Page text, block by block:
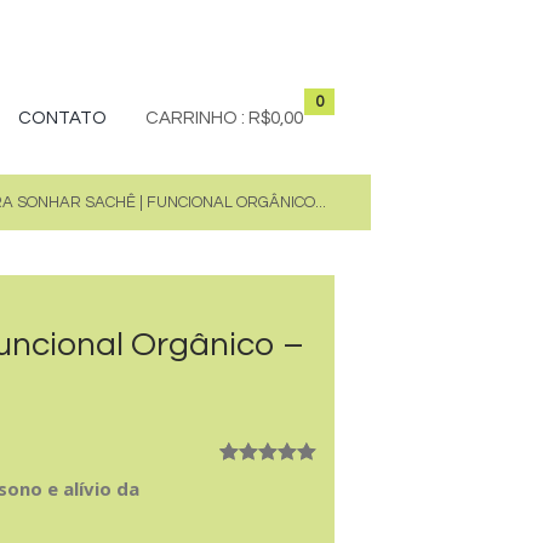
CONTATO CARRINHO :
0
R$0,00
SONHAR SACHÊ | FUNCIONAL ORGÂNICO...
Orgânico –
e alívio da